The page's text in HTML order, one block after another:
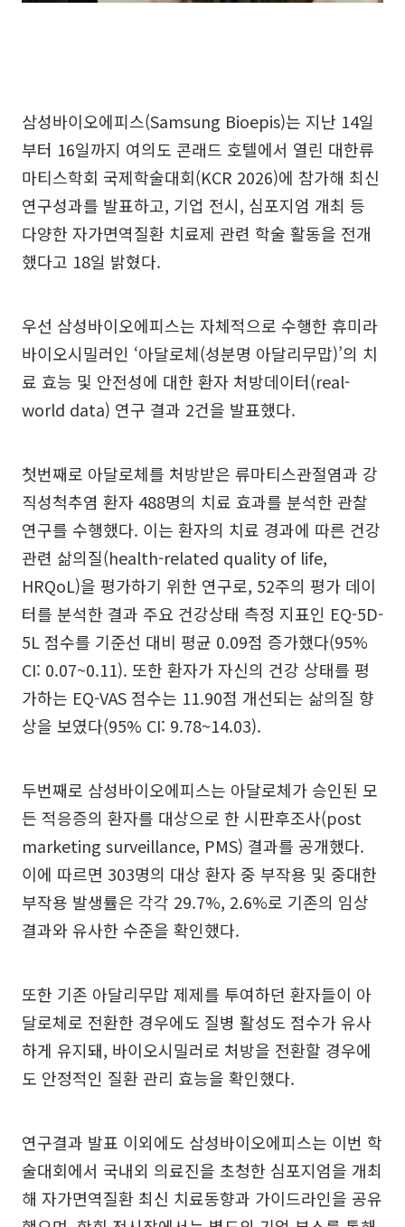
삼성바이오에피스(Samsung Bioepis)는 지난 14일
부터 16일까지 여의도 콘래드 호텔에서 열린 대한류
마티스학회 국제학술대회(KCR 2026)에 참가해 최신
연구성과를 발표하고, 기업 전시, 심포지엄 개최 등
다양한 자가면역질환 치료제 관련 학술 활동을 전개
했다고 18일 밝혔다.
우선 삼성바이오에피스는 자체적으로 수행한 휴미라
바이오시밀러인 ‘아달로체(성분명 아달리무맙)’의 치
료 효능 및 안전성에 대한 환자 처방데이터(real-
world data) 연구 결과 2건을 발표했다.
첫번째로 아달로체를 처방받은 류마티스관절염과 강
직성척추염 환자 488명의 치료 효과를 분석한 관찰
연구를 수행했다. 이는 환자의 치료 경과에 따른 건강
관련 삶의질(health-related quality of life,
HRQoL)을 평가하기 위한 연구로, 52주의 평가 데이
터를 분석한 결과 주요 건강상태 측정 지표인 EQ-5D-
5L 점수를 기준선 대비 평균 0.09점 증가했다(95%
CI: 0.07~0.11). 또한 환자가 자신의 건강 상태를 평
가하는 EQ-VAS 점수는 11.90점 개선되는 삶의질 향
상을 보였다(95% CI: 9.78~14.03).
두번째로 삼성바이오에피스는 아달로체가 승인된 모
든 적응증의 환자를 대상으로 한 시판후조사(post
marketing surveillance, PMS) 결과를 공개했다.
이에 따르면 303명의 대상 환자 중 부작용 및 중대한
부작용 발생률은 각각 29.7%, 2.6%로 기존의 임상
결과와 유사한 수준을 확인했다.
또한 기존 아달리무맙 제제를 투여하던 환자들이 아
달로체로 전환한 경우에도 질병 활성도 점수가 유사
하게 유지돼, 바이오시밀러로 처방을 전환할 경우에
도 안정적인 질환 관리 효능을 확인했다.
연구결과 발표 이외에도 삼성바이오에피스는 이번 학
술대회에서 국내외 의료진을 초청한 심포지엄을 개최
해 자가면역질환 최신 치료동향과 가이드라인을 공유